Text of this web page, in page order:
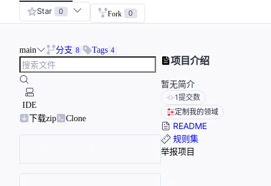
Star 0 Fork 0
main 分支 8 Tags 4
IDE
下载zip
Clone
项目介绍
暂无简介
1提交数
定制我的领域
README
规则集
举报项目